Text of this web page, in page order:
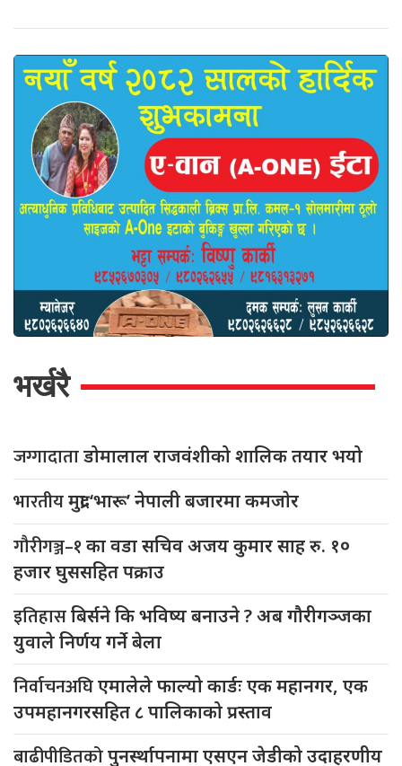
भर्खरै
जग्गादाताडोमालाल राजवंशीको शालिक तयार भयो
भारतीयमुद्रा ‘भारू’ नेपाली बजारमा कमजाेर
गौरीगञ्ज–१का वडा सचिव अजय कुमार साह रु. १०
हजार घुससहित पक्राउ
इतिहासबिर्सने कि भविष्य बनाउने ? अब गौरीगञ्जका
युवाले निर्णय गर्ने बेला
निर्वाचनअघिएमालेले फाल्यो कार्डः एक महानगर, एक
उपमहानगरसहित ८ पालिकाको प्रस्ताव
बाढीपीडितकोपुनर्स्थापनामा एसएन जेडीको उदाहरणीय